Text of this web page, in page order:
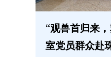
“观兽首归来
室党员群众赴